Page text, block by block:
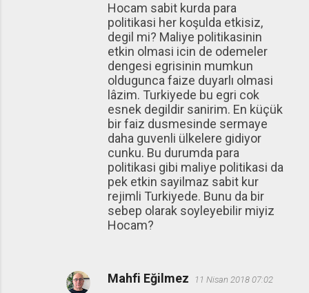
Hocam sabit kurda para
politikasi her koşulda etkisiz,
degil mi? Maliye politikasinin
etkin olmasi icin de odemeler
dengesi egrisinin mumkun
oldugunca faize duyarlı olmasi
lâzim. Turkiyede bu egri cok
esnek degildir sanirim. En küçük
bir faiz dusmesinde sermaye
daha guvenli ülkelere gidiyor
cunku. Bu durumda para
politikasi gibi maliye politikasi da
pek etkin sayilmaz sabit kur
rejimli Turkiyede. Bunu da bir
sebep olarak soyleyebilir miyiz
Hocam?
Mahfi Eğilmez 11 Nisan 2018 07:02